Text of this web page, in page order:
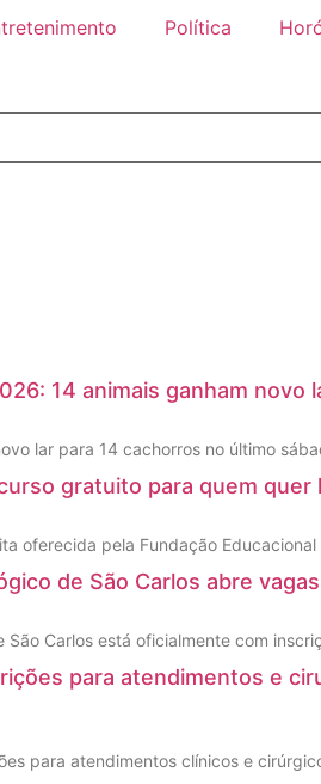
Política
14 animais ganham novo
lar para 14 cachorros no último
gratuito para quem
oferecida pela Fundação Educacional
de São Carlos abre
Carlos está oficialmente com
para atendimentos e
para atendimentos clínicos e